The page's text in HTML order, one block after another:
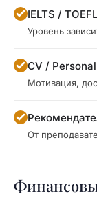
IELTS / TOEFL
Уровень
CV /
Мотивация,
От